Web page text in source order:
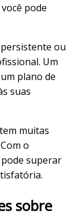
pode
ou
Um
plano de
suas
muitas
o
superar
sobre